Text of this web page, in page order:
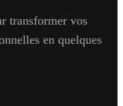
transformer vos
en quelques